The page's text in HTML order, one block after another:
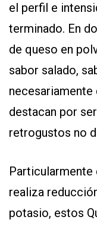
el perfil e
terminado. En
de queso en
sabor salado,
necesariamente
destacan por
retrogustos no
Particularmente
realiza
potasio, estos